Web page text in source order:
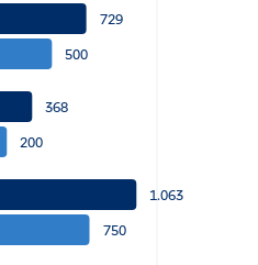
729
368
1.063
500
200
750